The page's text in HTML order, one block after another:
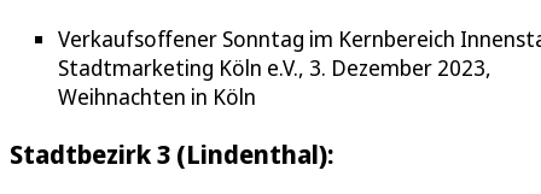
Verkaufsoffener Sonntag im Kernbereich
Stadtmarketing Köln e.V., 3. Dezember 2023,
Weihnachten in Köln
Stadtbezirk 3 (Lindenthal):